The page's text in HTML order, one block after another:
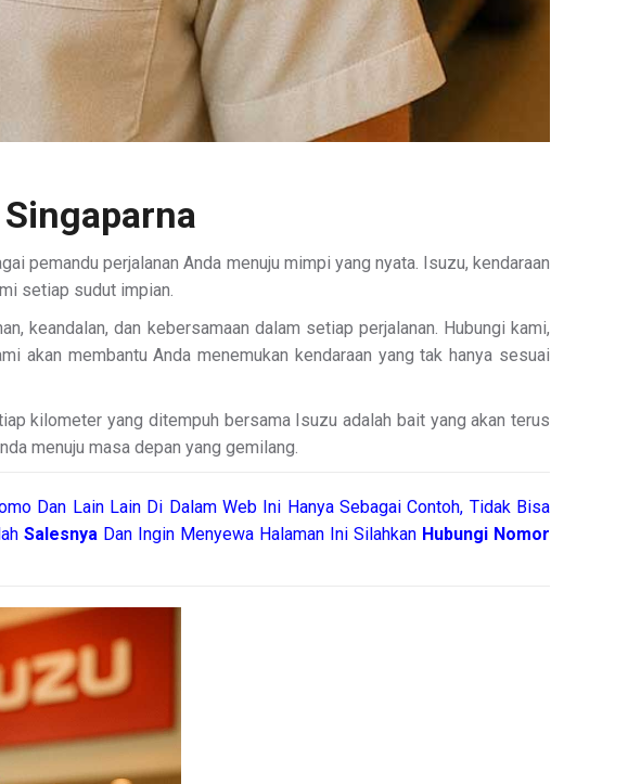
pemandu perjalanan Anda menuju mimpi yang nyata. Isuzu, kendaraan
setiap sudut impian.
keandalan, dan kebersamaan dalam setiap perjalanan. Hubungi kami,
akan membantu Anda menemukan kendaraan yang tak hanya sesuai
kilometer yang ditempuh bersama Isuzu adalah bait yang akan terus
menuju masa depan yang gemilang.
Dan Lain Lain Di Dalam Web Ini Hanya Sebagai Contoh, Tidak Bisa
Salesnya Dan Ingin Menyewa Halaman Ini Silahkan Hubungi Nomor